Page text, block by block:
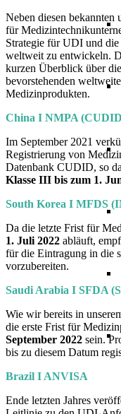
Neben diesen
für
Strategie für UDI und
weltweit zu entwickeln.
kurzen Überblick über
bevorstehenden
Medizinprodukten.
China I NMPA
Im September 2021
Registrierung von
Datenbank CUDID, so
Klasse III bis zum 1.
South Korea I MFDS
Da die letzte Frist für
1. Juli 2022 abläuft,
für die Eintragung in die
vorzubereiten.
Saudi Arabia I SFDA
Wie wir bereits in
die erste Frist für
September 2022 sein.
bis zu diesem Datum
Brazil I ANVISA
Ende letzten Jahres